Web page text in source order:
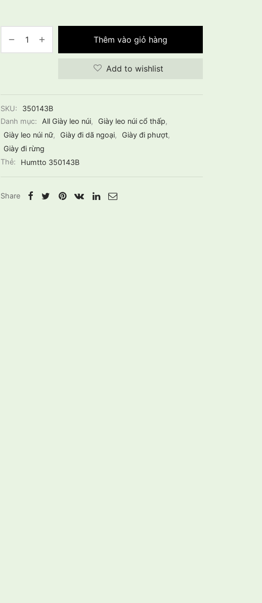
Thêm vào giỏ hàng
Add to wishlist
SKU:
350143B
Danh mục:
All Giày leo núi, Giày leo núi cổ thấp,
Giày leo núi nữ, Giày đi dã ngoại, Giày đi phượt,
Giày đi rừng
Thẻ:
Humtto 350143B
Share